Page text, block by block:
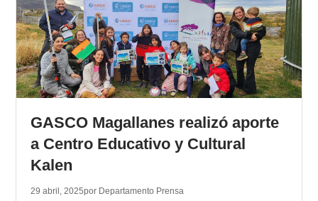
GASCO Magallanes realizó aporte
a Centro Educativo y Cultural
Kalen
29 abril, 2025por Departamento Prensa